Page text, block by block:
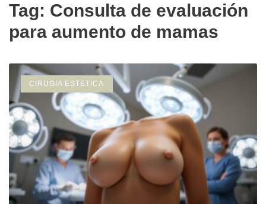
Tag: Consulta de evaluación
para aumento de mamas
CIRUGIA ESTETICA